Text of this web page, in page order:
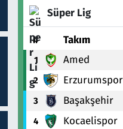
Süper Lig
# Takım
1 Amed
2
3 Başakşehir
4 Kocaelispor